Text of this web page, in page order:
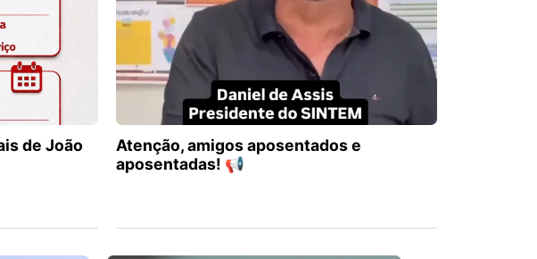
de João
Atenção, amigos aposentados e
aposentadas! 📢